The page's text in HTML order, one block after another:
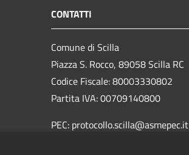
CONTATTI
Comune di Scilla
Piazza S. Rocco, 89058 Scilla RC
Codice Fiscale: 80003330802
Partita IVA: 00709140800
PEC: protocollo.scilla@asmepec.it